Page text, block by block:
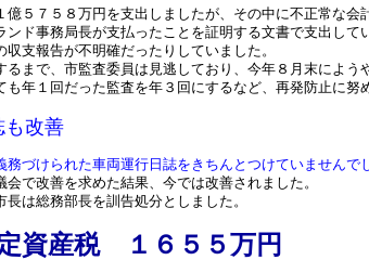
５７５８万円を支出しましたが、その中に不正常な会
ド事務局長が支払ったことを証明する文書で支出して
支報告が不明確だったりしていました。
まで、市監査委員は見逃しており、今年８月末によう
年１回だった監査を年３回にするなど、再発防止に努
改善
務づけられた車両運行日誌をきちんとつけていませんで
で改善を求めた結果、今では改善されました。
は総務部長を訓告処分としました。
資産税 １６５５万円